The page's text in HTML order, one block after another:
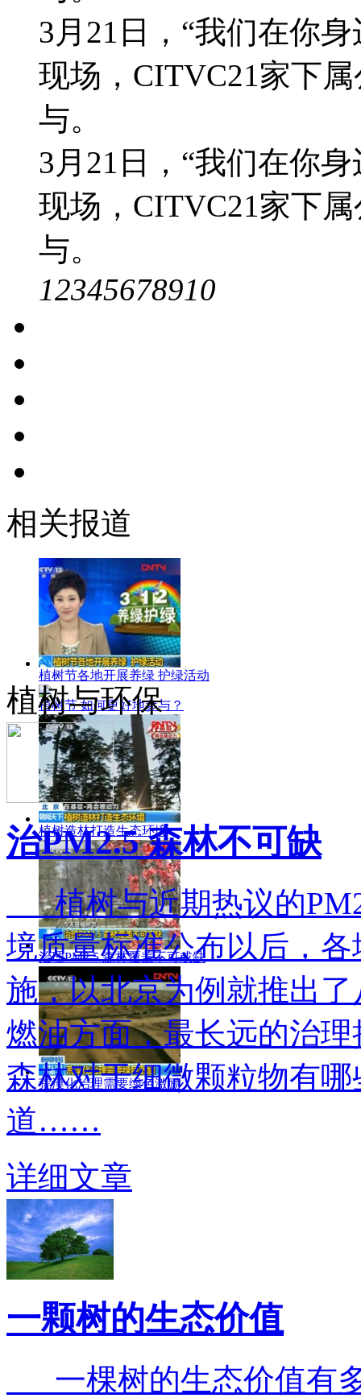
3月21日，“我们在你
现场，CITVC21家下
与。
3月21日，“我们在你
现场，CITVC21家下
与。
12345678910
相关报道
植树节各地开展养绿 护绿活动
植树节 如何更好地参与？
植树造林打造生态环境
治理PM2.5 森林覆盖不可或缺
荒漠化治理需要绿色激励
植树与环保
治PM2.5 森林不可缺
植树与近期热议的
境质量标准公布以后，
施，以北京为例就推出
燃油方面，最长远的治
森林对于细微颗粒物有
道……
详细文章
一颗树的生态价值
一棵树的生态价值有